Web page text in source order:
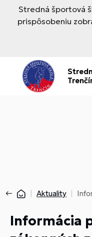
Stredná športová
prispôsobeniu
Aktuality
Informácia